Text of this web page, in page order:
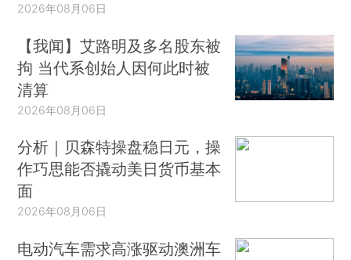
2026年08月06日
【我闻】艾路明及多名股东被
拘 当代系创始人因何此时被
清算
2026年08月06日
分析｜贝森特操盘稳日元，操
作巧思能否撬动美日货币基本
面
2026年08月06日
电动汽车需求高涨驱动澳洲车